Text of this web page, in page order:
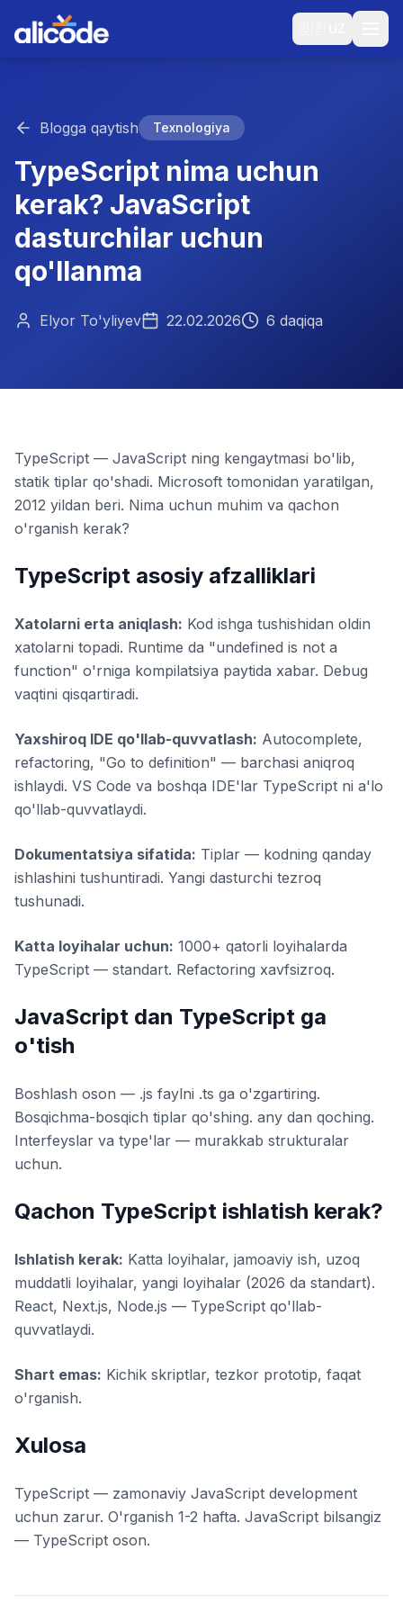
Blogga qaytish Texnologiya
TypeScript nima uchun
kerak? JavaScript
dasturchilar uchun
qo'llanma
Elyor To'yliyev 22.02.2026 6 daqiqa
TypeScript — JavaScript ning kengaytmasi bo'lib,
statik tiplar qo'shadi. Microsoft tomonidan yaratilgan,
2012 yildan beri. Nima uchun muhim va qachon
o'rganish kerak?
TypeScript asosiy afzalliklari
Xatolarni erta aniqlash: Kod ishga tushishidan oldin
xatolarni topadi. Runtime da "undefined is not a
function" o'rniga kompilatsiya paytida xabar. Debug
vaqtini qisqartiradi.
Yaxshiroq IDE qo'llab-quvvatlash: Autocomplete,
refactoring, "Go to definition" — barchasi aniqroq
ishlaydi. VS Code va boshqa IDE'lar TypeScript ni a'lo
qo'llab-quvvatlaydi.
Dokumentatsiya sifatida: Tiplar — kodning qanday
ishlashini tushuntiradi. Yangi dasturchi tezroq
tushunadi.
Katta loyihalar uchun: 1000+ qatorli loyihalarda
TypeScript — standart. Refactoring xavfsizroq.
JavaScript dan TypeScript ga
o'tish
Boshlash oson — .js faylni .ts ga o'zgartiring.
Bosqichma-bosqich tiplar qo'shing. any dan qoching.
Interfeyslar va type'lar — murakkab strukturalar
uchun.
Qachon TypeScript ishlatish kerak?
Ishlatish kerak: Katta loyihalar, jamoaviy ish, uzoq
muddatli loyihalar, yangi loyihalar (2026 da standart).
React, Next.js, Node.js — TypeScript qo'llab-
quvvatlaydi.
Shart emas: Kichik skriptlar, tezkor prototip, faqat
o'rganish.
Xulosa
TypeScript — zamonaviy JavaScript development
uchun zarur. O'rganish 1-2 hafta. JavaScript bilsangiz
— TypeScript oson.